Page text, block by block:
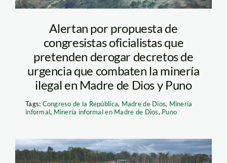
Alertan por propuesta de
congresistas oficialistas que
pretenden derogar decretos de
urgencia que combaten la minería
ilegal en Madre de Dios y Puno
Tags: Congreso de la República, Madre de Dios, Minería
informal, Minería informal en Madre de Dios, Puno